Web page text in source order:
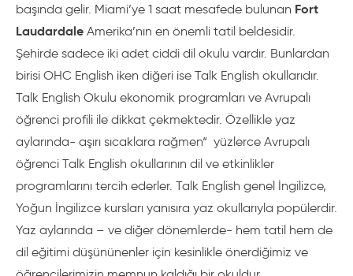
başında gelir. Miami’ye 1 saat mesafede bulunan Fort
Laudardale Amerika’nın en önemli tatil beldesidir.
Şehirde sadece iki adet ciddi dil okulu vardır. Bunlardan
birisi OHC English iken diğeri ise Talk English okullarıdır.
Talk English Okulu ekonomik programları ve Avrupalı
öğrenci profili ile dikkat çekmektedir. Özellikle yaz
aylarında- aşırı sıcaklara rağmen“ yüzlerce Avrupalı
öğrenci Talk English okullarının dil ve etkinlikler
programlarını tercih ederler. Talk English genel İngilizce,
Yoğun İngilizce kursları yanısıra yaz okullarıyla popülerdir.
Yaz aylarında – ve diğer dönemlerde- hem tatil hem de
dil eğitimi düşününenler için kesinlikle önerdiğimiz ve